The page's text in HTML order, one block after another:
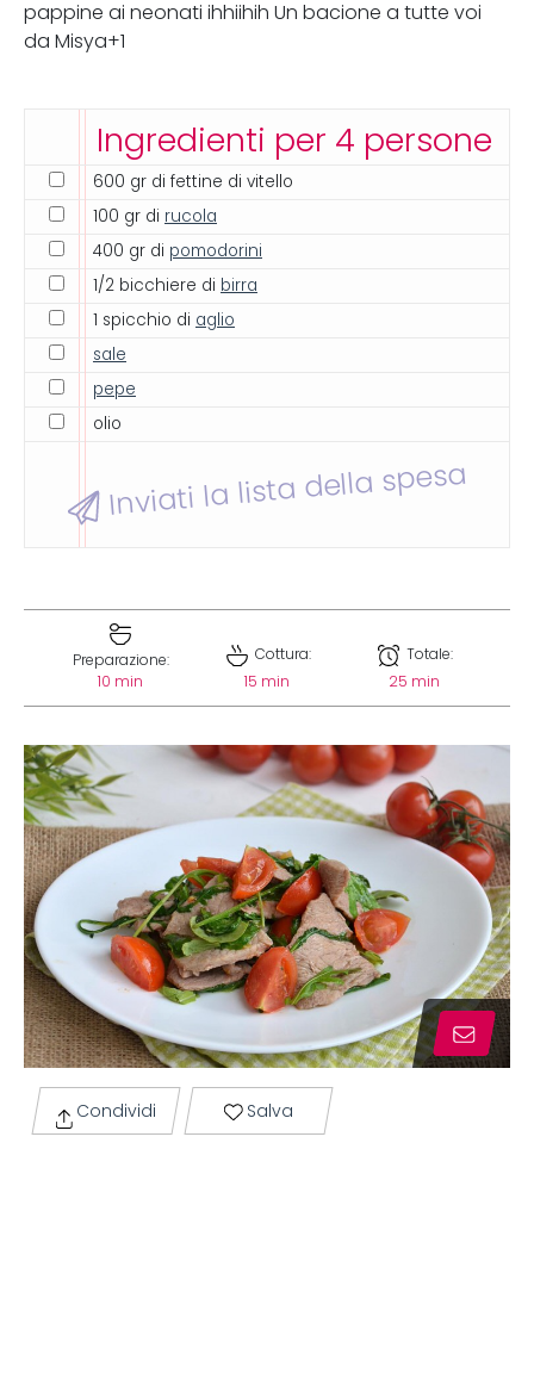
pappine ai neonati ihhiihih Un bacione a tutte voi
da Misya+1
Ingredienti per 4 persone
600 gr di fettine di vitello
100 gr di rucola
400 gr di pomodorini
1/2 bicchiere di birra
1 spicchio di aglio
sale
pepe
olio
Inviati la lista della spesa
Preparazione:
10 min
Cottura:
15 min
Totale:
25 min
Condividi Salva